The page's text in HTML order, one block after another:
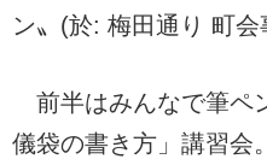
ン〟(於: 梅田通り 町会
前半はみんなで筆ペ
儀袋の書き方」講習会